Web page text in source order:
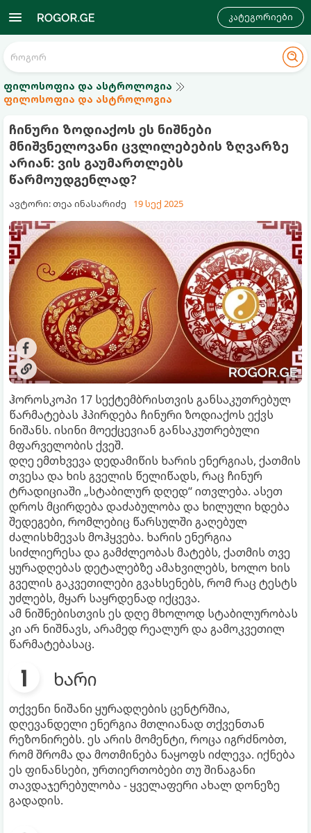
კატეგორიები
ფილოსოფია და ასტროლოგია
ფილოსოფია და ასტროლოგია
ჩინური ზოდიაქოს ეს ნიშნები
მნიშვნელოვანი ცვლილებების ზღვარზე
არიან: ვის გაუმართლებს
წარმოუდგენლად?
ავტორი: თეა ინასარიძე 19 სექ 2025
ჰოროსკოპი 17 სექტემბრისთვის განსაკუთრებულ
წარმატებას ჰპირდება ჩინური ზოდიაქოს ექვს
ნიშანს. ისინი მოექცევიან განსაკუთრებული
მფარველობის ქვეშ.
დღე ემთხვევა დედამიწის ხარის ენერგიას, ქათმის
თვესა და ხის გველის წელიწადს, რაც ჩინურ
ტრადიციაში „სტაბილურ დღედ“ ითვლება. ასეთ
დროს მცირდება დაძაბულობა და ხილული ხდება
შედეგები, რომლებიც წარსულში გაღებულ
ძალისხმევას მოჰყვება. ხარის ენერგია
სიძლიერესა და გამძლეობას მატებს, ქათმის თვე
ყურადღებას დეტალებზე ამახვილებს, ხოლო ხის
გველის გაკვეთილები გვახსენებს, რომ რაც ტესტს
უძლებს, მყარ საყრდენად იქცევა.
ამ ნიშნებისთვის ეს დღე მხოლოდ სტაბილურობას
კი არ ნიშნავს, არამედ რეალურ და გამოკვეთილ
წარმატებასაც.
ხარი
თქვენი ნიშანი ყურადღების ცენტრშია,
დღევანდელი ენერგია მთლიანად თქვენთან
რეზონირებს. ეს არის მომენტი, როცა იგრძნობთ,
რომ შრომა და მოთმინება ნაყოფს იძლევა. იქნება
ეს ფინანსები, ურთიერთობები თუ შინაგანი
თავდაჯერებულობა - ყველაფერი ახალ დონეზე
გადადის.